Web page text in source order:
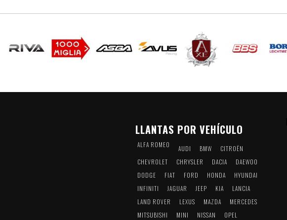
LLANTAS POR VEHÍCULO
ALFA ROMEO AUDI BMW
CITROËN
CHEVROLET
CHRYSLER DACIA
DAEWOO
DODGE
FIAT FORD HONDA
HYUNDAI
INFINITI
JAGUAR JEEP KIA
LANCIA
LAND ROVER
LEXUS MAZDA
MERCEDES
MITSUBISHI
MINI NISSAN OPEL